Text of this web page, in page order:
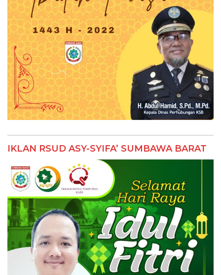
IKLAN RSUD ASY-SYIFA’ SUMBAWA BARAT